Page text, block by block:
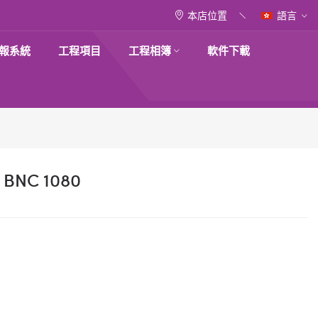
本店位置 語言
系統 工程項目 工程相簿 軟件下載
1080